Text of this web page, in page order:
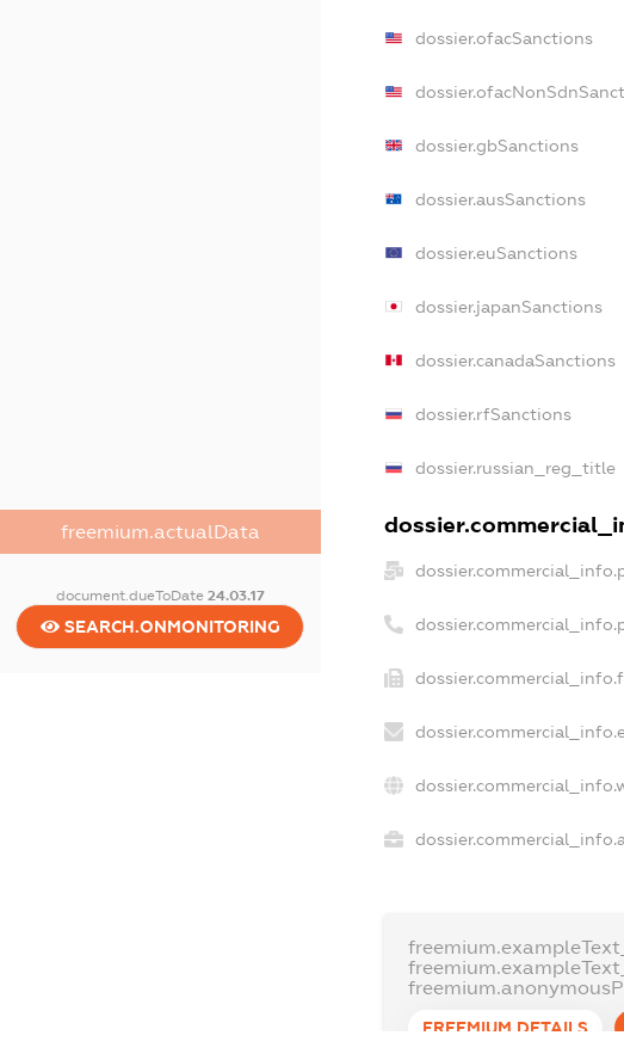
freemium.actualData
document.dueToDate 24.03.17
SEARCH.ONMONITORING
dossier.ofacSanctions
dossier.gbSanctions
dossier.ausSanctions
dossier.euSanctions
dossier.japanSanctions
dossier.canadaSanctions
dossier.rfSanctions
dossier.russian_reg_title
FREEMIUM.DETAILS